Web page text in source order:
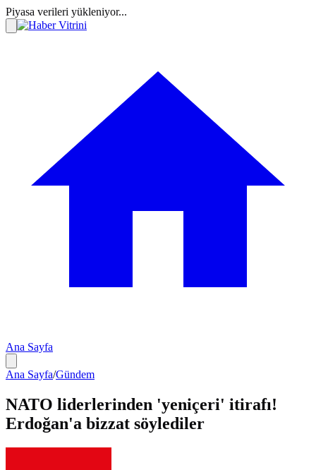
Piyasa verileri yükleniyor...
Ana Sayfa
Ana Sayfa/Gündem
NATO liderlerinden 'yeniçeri' itirafı!
Erdoğan'a bizzat söylediler